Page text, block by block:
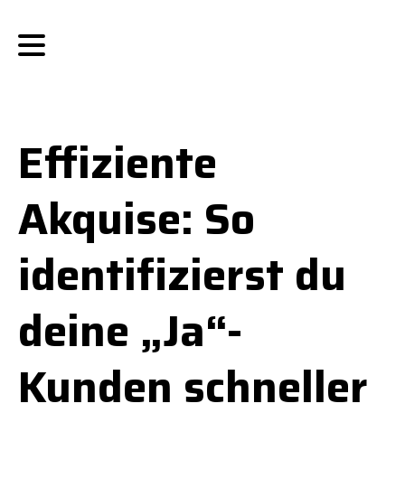
Effiziente
Akquise: So
identifizierst du
deine „Ja“-
Kunden schneller